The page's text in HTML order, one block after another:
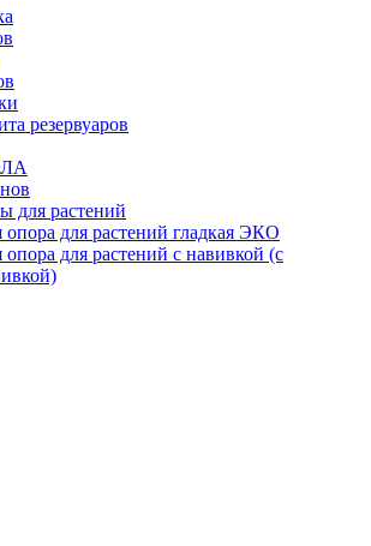
резервуаров
для растений
опора для растений гладкая ЭКО
опора для растений с навивкой (с